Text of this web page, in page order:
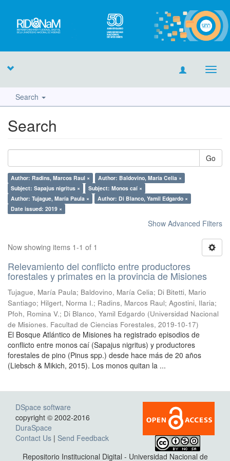
Search
Search
Go
Author: Radins, Marcos Raul ×
Author: Baldovino, María Celia ×
Subject: Sapajus nigritus ×
Subject: Monos caí ×
Author: Tujague, María Paula ×
Author: Di Blanco, Yamil Edgardo ×
Date issued: 2019 ×
Show Advanced Filters
Now showing items 1-1 of 1
Relevamiento del conflicto entre productores
forestales y primates en la provincia de Misiones
Tujague, María Paula; Baldovino, María Celia; Di Bitetti, Mario
Santiago; Hilgert, Norma I.; Radins, Marcos Raul; Agostini, Ilaria;
Pfoh, Romina V.; Di Blanco, Yamil Edgardo (Universidad Nacional
de Misiones. Facultad de Ciencias Forestales, 2019-10-17)
El Bosque Atlántico de Misiones ha registrado episodios de
conflicto entre monos caí (Sapajus nigritus) y productores
forestales de pino (Pinus spp.) desde hace más de 20 años
(Liebsch & Mikich, 2015). Los monos quitan la ...
DSpace software
copyright © 2002-2016
DuraSpace
Contact Us | Send Feedback
Repositorio Institucional Digital - Universidad Nacional de